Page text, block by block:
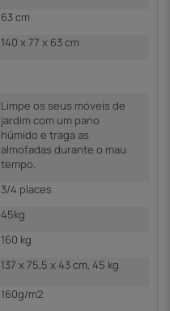
63 cm
140 x 77 x 63 cm
Limpe os seus móveis de
jardim com um pano
húmido e traga as
almofadas durante o mau
tempo.
3/4 places
45kg
160 kg
137 x 75,5 x 43 cm, 45 kg
160g/m2